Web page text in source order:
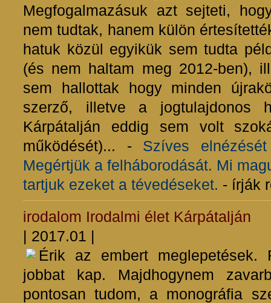
Megfogalmazásuk azt sejteti,
nem tudtak, hanem külön
hatuk közül egyikük sem tudta
(és nem haltam meg 2012-ben),
sem hallottak hogy minden
szerző, illetve a jogtulajdonos
Kárpátalján eddig sem volt
működését)... - Szíves
Megértjük a felháborodását. Mi
tartjuk ezeket a tévedéseket. - írják
irodalom Irodalmi élet Kárpátalján
| 2017.01 |
Érik az embert
jobbat kap. Majdhogynem
pontosan tudom, a monográfia